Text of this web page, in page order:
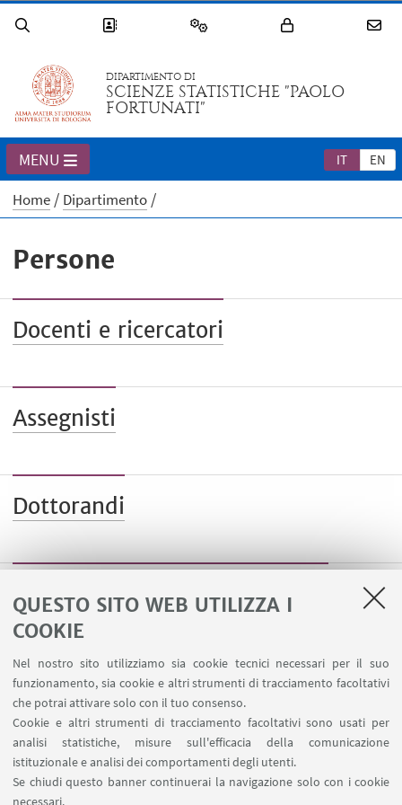
QUESTO SITO WEB UTILIZZA I
COOKIE
Nel nostro sito utilizziamo sia cookie tecnici necessari per il suo
funzionamento, sia cookie e altri strumenti di tracciamento facoltativi
che potrai attivare solo con il tuo consenso.
Cookie e altri strumenti di tracciamento facoltativi sono usati per
analisi statistiche, misure sull'efficacia della comunicazione
istituzionale e analisi dei comportamenti degli utenti.
Se chiudi questo banner continuerai la navigazione solo con i cookie
necessari.
DIPARTIMENTO DI
SCIENZE STATISTICHE "PAOLO
FORTUNATI"
IT EN
MENU
Home Dipartimento
Persone
Docenti e ricercatori
Assegnisti
Dottorandi
Visiting professor e researcher
LINK UTILI
Spazi Virtuali di Dipartimento (riservato autorizzati)
Missioni Web